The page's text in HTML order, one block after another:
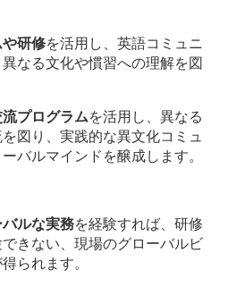
研修を活用し、英語コミュニ
なる文化や慣習への理解を図
プログラムを活用し、異なる
図り、実践的な異文化コミュ
バルマインドを醸成します。
ルな実務を経験すれば、研修
きない、現場のグローバルビ
られます。